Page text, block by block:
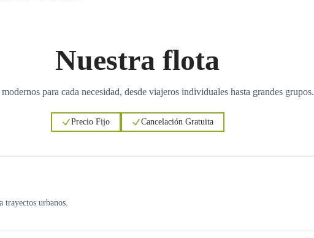
Nuestra flota
para cada necesidad, desde viajeros individuales hasta grandes grupos.
Precio Fijo Cancelación Gratuita
urbanos.